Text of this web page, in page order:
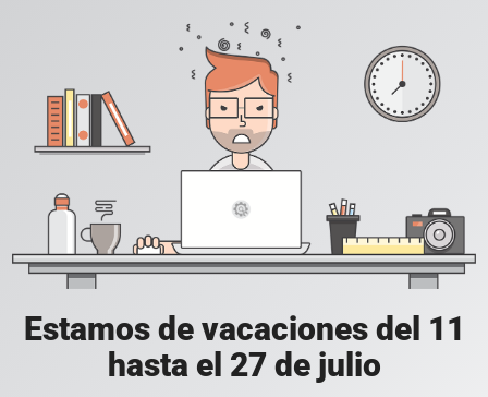
Estamos de vacaciones del 11
hasta el 27 de julio